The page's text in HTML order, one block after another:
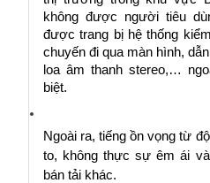
không được người tiêu
được trang bị hệ thống
chuyến đi qua màn hình,
loa âm thanh stereo,…
biệt.
Ngoài ra, tiếng ồn vọng từ
to, không thực sự êm ái
bán tải khác.